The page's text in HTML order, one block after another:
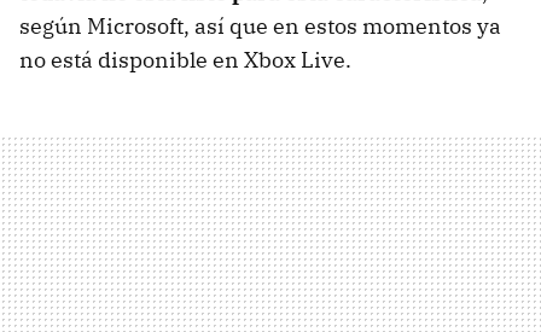
según Microsoft, así que en estos momentos ya
no está disponible en Xbox Live.